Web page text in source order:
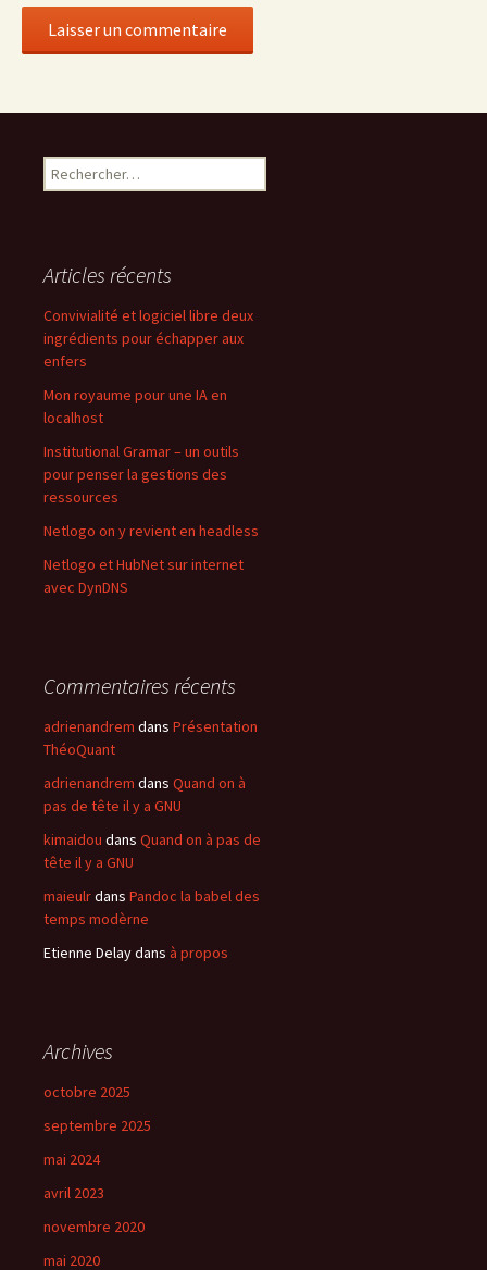
Rechercher :
Articles récents
Convivialité et logiciel libre deux
ingrédients pour échapper aux
enfers
Mon royaume pour une IA en
localhost
Institutional Gramar – un outils
pour penser la gestions des
ressources
Netlogo on y revient en headless
Netlogo et HubNet sur internet
avec DynDNS
Commentaires récents
adrienandrem dans Présentation
ThéoQuant
adrienandrem dans Quand on à
pas de tête il y a GNU
kimaidou dans Quand on à pas de
tête il y a GNU
maieulrdans Pandoc la babel des
temps modèrne
Etienne Delaydans à propos
Archives
octobre 2025
septembre 2025
mai 2024
avril 2023
novembre 2020
mai 2020